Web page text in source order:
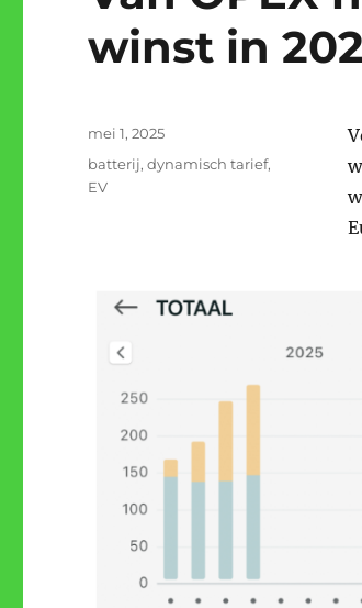
winst in
Gepubliceerd
op
mei 1, 2025
Tags
batterij,dynamisch tarief,
EV